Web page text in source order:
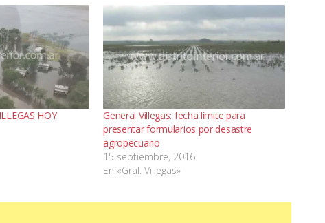
HOY
General Villegas: fecha límite para
presentar formularios por desastre
agropecuario
15 septiembre, 2016
En «Gral. Villegas»